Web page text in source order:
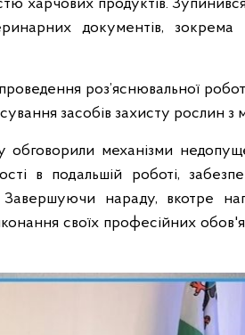
харчових продуктів.
документів, зокрема
роз’яснювальної
засобів захисту рослин
обговорили механізми
в подальшій роботі,
Завершуючи нараду, вкотре
своїх професійних